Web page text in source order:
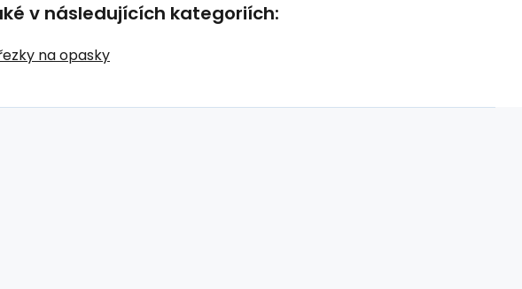
v následujících kategoriích:
na opasky